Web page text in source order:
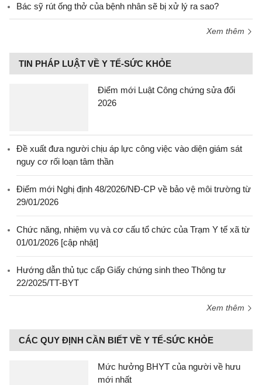
Bác sỹ rút ống thở của bệnh nhân sẽ bị xử lý ra sao?
Xem thêm
TIN PHÁP LUẬT VỀ Y TẾ-SỨC KHỎE
Điểm mới Luật Công chứng sửa đổi
2026
Đề xuất đưa người chịu áp lực công việc vào diện giám sát
nguy cơ rối loạn tâm thần
Điểm mới Nghị định 48/2026/NĐ-CP về bảo vệ môi trường từ
29/01/2026
Chức năng, nhiệm vụ và cơ cấu tổ chức của Trạm Y tế xã từ
01/01/2026 [cập nhật]
Hướng dẫn thủ tục cấp Giấy chứng sinh theo Thông tư
22/2025/TT-BYT
Xem thêm
CÁC QUY ĐỊNH CẦN BIẾT VỀ Y TẾ-SỨC KHỎE
Mức hưởng BHYT của người về hưu
mới nhất